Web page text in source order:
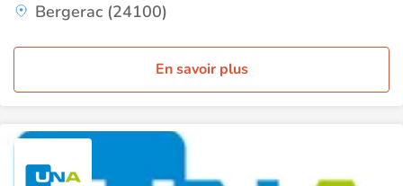
Bergerac (24100)
En savoir plus